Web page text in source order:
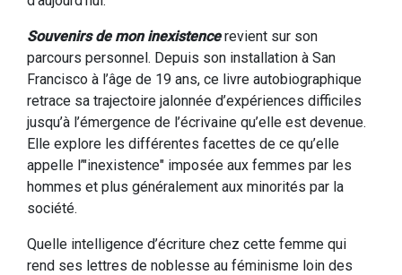
Souvenirs de mon inexistencerevient sur son
parcours personnel. Depuis son installation à San
Francisco à l’âge de 19 ans, ce livre autobiographique
retrace sa trajectoire jalonnée d’expériences difficiles
jusqu’à l’émergence de l’écrivaine qu’elle est devenue.
Elle explore les différentes facettes de ce qu’elle
appelle l’"inexistence" imposée aux femmes par les
hommes et plus généralement aux minorités par la
société.
Quelle intelligence d’écriture chez cette femme qui
rend ses lettres de noblesse au féminisme loin des